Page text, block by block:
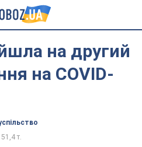
на другий
на COVID-
51,4 т.